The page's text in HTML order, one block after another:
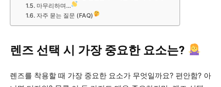
마무리하며…
자주 묻는 질문 (FAQ)
렌즈 선택 시 가장 중요한 요소는?
렌즈를 착용할 때 가장 중요한 요소가 무엇일까요? 편안함? 아